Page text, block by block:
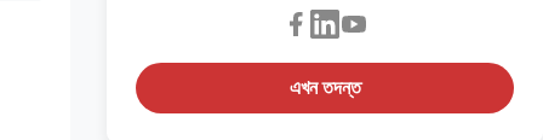
এখন তদন্ত